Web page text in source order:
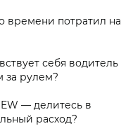
времени потратил на
себя водитель
за рулем?
— делитесь в
расход?